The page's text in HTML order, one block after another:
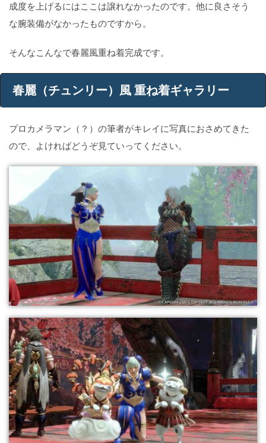
成度を上げるにはここは譲れなかったのです。他に良さそう
な腕装備がなかったものですから。
そんなこんなで春麗風重ね着完成です。
春麗（チュンリー）風 重ね着ギャラリー
プロカメラマン（？）の筆者がキレイに写真におさめてきた
ので、よければどうぞ見ていってください。